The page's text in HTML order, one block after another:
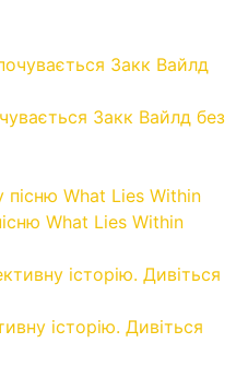
Закк Вайлд без
What Lies Within
історію. Дивіться